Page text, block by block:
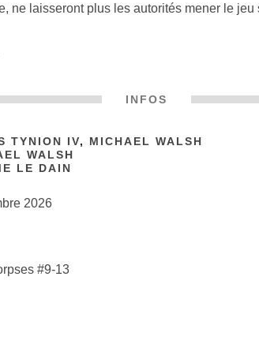
ne laisseront plus les autorités mener le
INFOS
TYNION IV,
MICHAEL WALSH
WALSH
LE DAIN
2026
#9-13